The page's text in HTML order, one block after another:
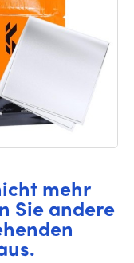
mehr
Sie andere